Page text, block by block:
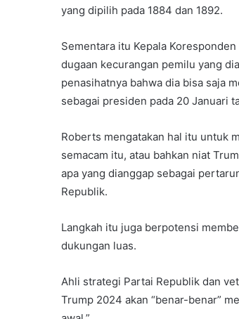
yang dipilih pada 1884 dan 1892.
Sementara itu Kepala
dugaan kecurangan pemilu yang
penasihatnya bahwa dia bisa saja
sebagai presiden pada 20 Januari
Roberts mengatakan hal itu untuk
semacam itu, atau bahkan niat
apa yang dianggap sebagai
Republik.
Langkah itu juga berpotensi
dukungan luas.
Ahli strategi Partai Republik dan
Trump 2024 akan “benar-benar”